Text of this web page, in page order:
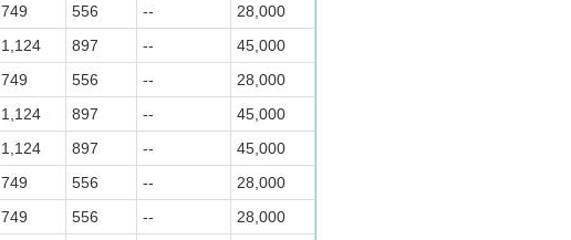
749 556 --
28,000
1,124 897 --
45,000
749 556 --
28,000
1,124 897 --
45,000
1,124 897 --
45,000
749 556 --
28,000
749 556 --
28,000